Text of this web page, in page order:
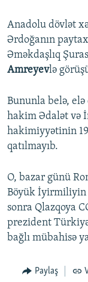
Anadolu dövlət
Ərdoğanın
Əməkdaşlıq
Amreyevlə
Bununla belə,
hakim Ədalət və
hakimiyyətinin
qatılmayıb.
O, bazar günü
Böyük İyirmiliyin
sonra Qlazqoya
prezident
bağlı mübahisə
Paylaş